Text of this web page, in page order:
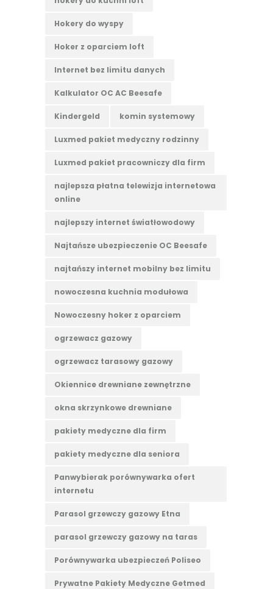
Hokery do wyspy
Hoker z oparciem loft
Internet bez limitu danych
Kalkulator OC AC Beesafe
Kindergeld komin systemowy
Luxmed pakiet medyczny rodzinny
Luxmed pakiet pracowniczy dla firm
najlepsza płatna telewizja internetowa
online
najlepszy internet światłowodowy
Najtańsze ubezpieczenie OC Beesafe
najtańszy internet mobilny bez limitu
nowoczesna kuchnia modułowa
Nowoczesny hoker z oparciem
ogrzewacz gazowy
ogrzewacz tarasowy gazowy
Okiennice drewniane zewnętrzne
okna skrzynkowe drewniane
pakiety medyczne dla firm
pakiety medyczne dla seniora
Panwybierak porównywarka ofert
internetu
Parasol grzewczy gazowy Etna
parasol grzewczy gazowy na taras
Porównywarka ubezpieczeń Poliseo
Prywatne Pakiety Medyczne Getmed